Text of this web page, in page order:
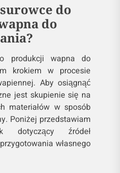
do
do
produkcji wapna do
krokiem w procesie
Aby osiągnąć
jest skupienie się na
materiałów w sposób
Poniżej przedstawiam
dotyczący źródeł
własnego